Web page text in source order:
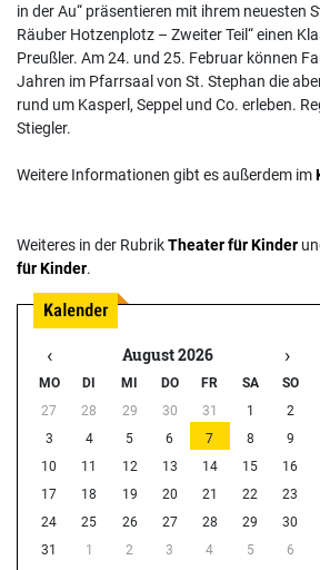
in der Au“ präsentieren mit ihrem neuesten
Räuber Hotzenplotz – Zweiter Teil“ einen
Preußler. Am 24. und 25. Februar können
Jahren im Pfarrsaal von St. Stephan die
rund um Kasperl, Seppel und Co. erleben.
Stiegler.
Weitere Informationen gibt es außerdem im
Weiteres in der RubrikTheater für Kinder
für Kinder.
‹ August 2026 ›
MO DI MI DO FR SA
SO
27
28 29 30 31 1
2
3
4 5 6 7 8
9
10
11 12 13 14 15
16
17
18 19 20 21 22
23
24
25 26 27 28 29
30
31
1 2 3 4 5 6